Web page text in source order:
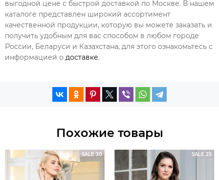
выгодной цене с быстрой доставкой по Москве. В нашем
каталоге представлен широкий ассортимент
качественной продукции, которую вы можете заказать и
получить удобным для вас способом в любом городе
России, Беларуси и Казахстана, для этого ознакомьтесь с
информацией о доставке.
Похожие товары
SALE 30 SALE 25